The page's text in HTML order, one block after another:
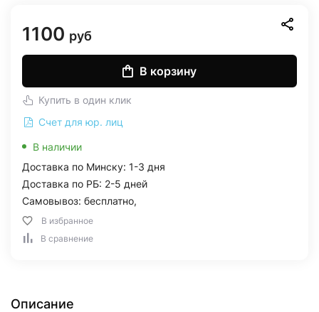
1100 руб
В корзину
Купить в один клик
Счет для юр. лиц
В наличии
Доставка по Минску: 1-3 дня
Доставка по РБ: 2-5 дней
Самовывоз: бесплатно,
В избранное
В сравнение
Описание